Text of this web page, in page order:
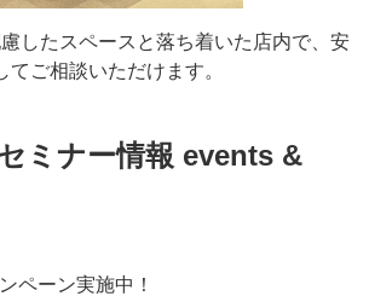
したスペースと落ち着いた店内で、安
てご相談いただけます。
ミナー情報 events &
ペーン実施中！